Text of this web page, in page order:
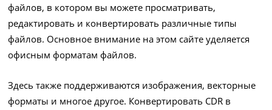
файлов, в котором вы можете просматривать,
редактировать и конвертировать различные типы
файлов. Основное внимание на этом сайте уделяется
офисным форматам файлов.
Здесь также поддерживаются изображения, векторные
форматы и многое другое. Конвертировать CDR в